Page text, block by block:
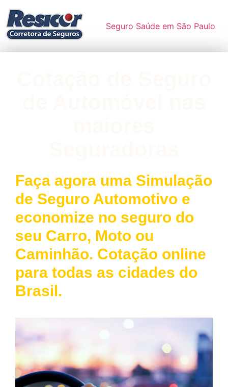
Seguro Saúde em São Paulo
Faça agora uma Simulação
de Seguro Automotivo e
economize no seguro do
seu Carro, Moto ou
Caminhão. Cotação online
para todas as cidades do
Brasil.